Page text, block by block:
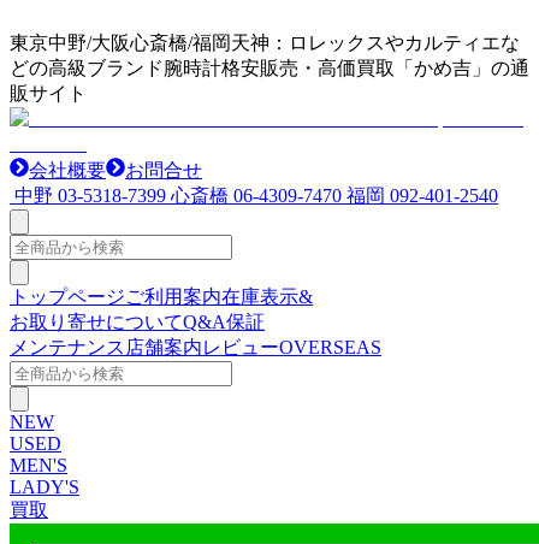
東京中野/大阪心斎橋/福岡天神：ロレックスやカルティエな
どの高級ブランド腕時計格安販売・高価買取「かめ吉」の通
販サイト
会社概要
お問合せ
中野 03-5318-7399 心斎橋 06-4309-7470 福岡 092-401-2540
トップページご利用案内在庫表示&
お取り寄せについてQ&A保証
メンテナンス 店舗案内レビューOVERSEAS
NEW
USED
MEN'S
LADY'S
買取